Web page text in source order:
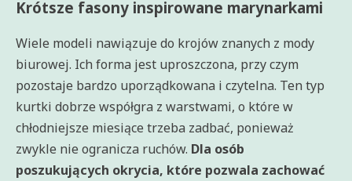
Krótsze fasony inspirowane marynarkami
Wiele modeli nawiązuje do krojów znanych z mody
biurowej. Ich forma jest uproszczona, przy czym
pozostaje bardzo uporządkowana i czytelna. Ten typ
kurtki dobrze współgra z warstwami, o które w
chłodniejsze miesiące trzeba zadbać, ponieważ
zwykle nie ogranicza ruchów. Dla osób
poszukujących okrycia, które pozwala zachować